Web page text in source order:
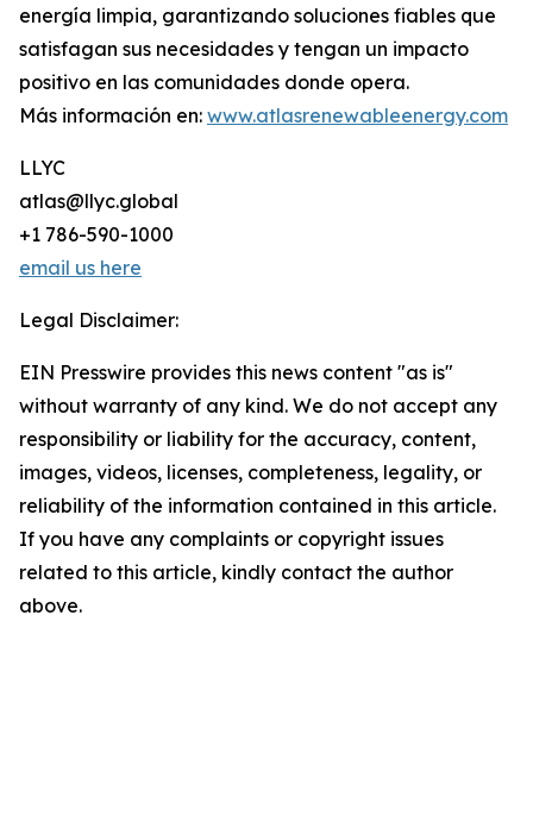
energía limpia, garantizando soluciones fiables que
satisfagan sus necesidades y tengan un impacto
positivo en las comunidades donde opera.
Más información en: www.atlasrenewableenergy.com
LLYC
atlas@llyc.global
+1 786-590-1000
email us here
Legal Disclaimer:
EIN Presswire provides this news content "as is"
without warranty of any kind. We do not accept any
responsibility or liability for the accuracy, content,
images, videos, licenses, completeness, legality, or
reliability of the information contained in this article.
If you have any complaints or copyright issues
related to this article, kindly contact the author
above.